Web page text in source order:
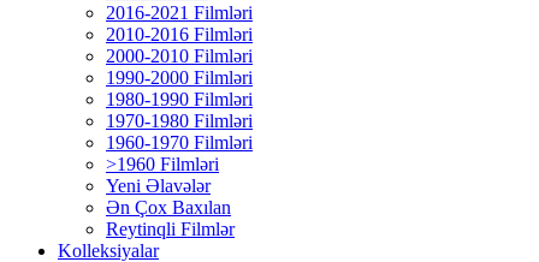
2016-2021 Filmləri
2010-2016 Filmləri
2000-2010 Filmləri
1990-2000 Filmləri
1980-1990 Filmləri
1970-1980 Filmləri
1960-1970 Filmləri
>1960 Filmləri
Yeni Əlavələr
Ən Çox Baxılan
Reytinqli Filmlər
Kolleksiyalar